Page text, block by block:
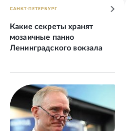
САНКТ-ПЕТЕРБУРГ
Какие секреты хранят
мозаичные панно
Ленинградского вокзала